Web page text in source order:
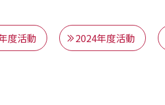
度活動 2024年度活動